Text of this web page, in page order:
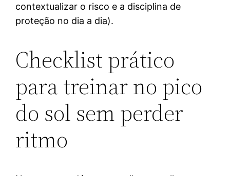
contextualizar o risco e a disciplina de
proteção no dia a dia).
Checklist prático
para treinar no pico
do sol sem perder
ritmo